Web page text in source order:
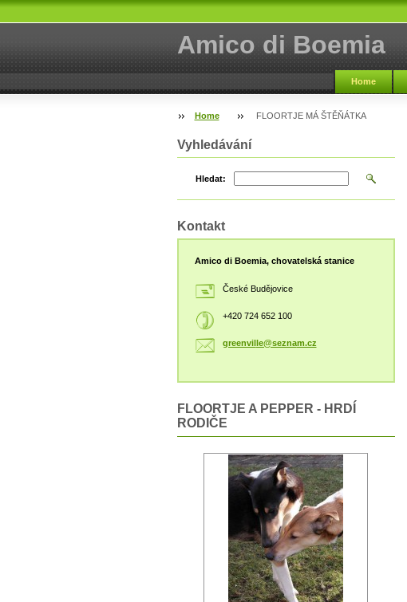
Amico di Boemia
Home
Home FLOORTJE MÁ ŠTĚŇÁTKA
Vyhledávání
Hledat:
Kontakt
Amico di Boemia, chovatelská stanice
České Budějovice
+420 724 652 100
greenville@seznam.cz
FLOORTJE A PEPPER - HRDÍ
RODIČE